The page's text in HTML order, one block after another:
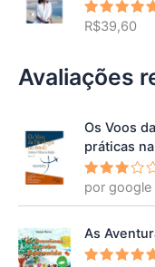
Avaliação
R$39,60
Avaliações
Os Voos
práticas
Avalia
ção3
por google
As